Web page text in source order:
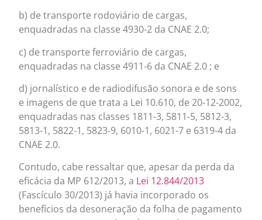
b) de transporte rodoviário de cargas,
enquadradas na classe 4930-2 da CNAE 2.0;
c) de transporte ferroviário de cargas,
enquadradas na classe 4911-6 da CNAE 2.0 ; e
d) jornalístico e de radiodifusão sonora e de sons
e imagens de que trata a Lei 10.610, de 20-12-2002,
enquadradas nas classes 1811-3, 5811-5, 5812-3,
5813-1, 5822-1, 5823-9, 6010-1, 6021-7 e 6319-4 da
CNAE 2.0.
Contudo, cabe ressaltar que, apesar da perda da
eficácia da MP 612/2013, a Lei 12.844/2013
(Fascículo 30/2013) já havia incorporado os
benefícios da desoneração da folha de pagamento